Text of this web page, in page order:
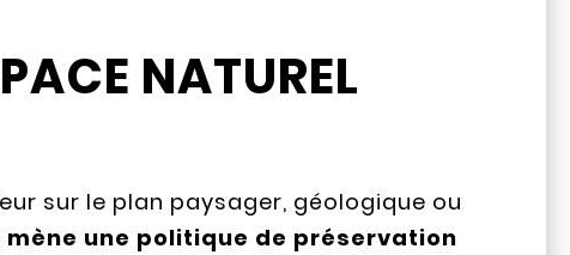
NATUREL
sur le plan paysager, géologique ou
une politique de préservation